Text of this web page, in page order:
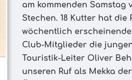
am kommenden Samstag
Stechen. 18 Kutter hat
wöchentlich
Club-Mitglieder die
Touristik-Leiter Oliver
unseren Ruf als Mekka